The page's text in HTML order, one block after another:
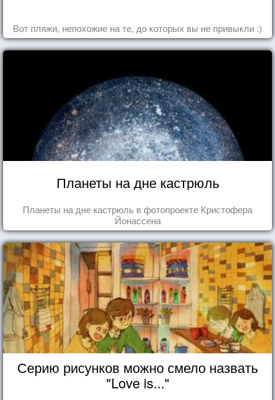
Вот пляжи, непохожие на те, до которых вы не привыкли :)
Планеты на дне кастрюль
Планеты на дне кастрюль в фотопроекте Кристофера
Йонассена
Серию рисунков можно смело назвать
"Love is..."